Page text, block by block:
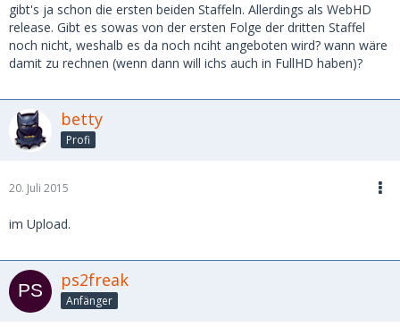
gibt's ja schon die ersten beiden Staffeln. Allerdings als WebHD
release. Gibt es sowas von der ersten Folge der dritten Staffel
noch nicht, weshalb es da noch nciht angeboten wird? wann wäre
damit zu rechnen (wenn dann will ichs auch in FullHD haben)?
betty
Profi
20. Juli 2015
im Upload.
ps2freak
Anfänger